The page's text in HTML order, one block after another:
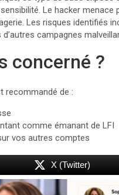
Le hacker menace
Les risques identifiés
campagnes
concerné ?
recommandé de :
comme émanant de LFI
vos autres comptes
X (Twitter)